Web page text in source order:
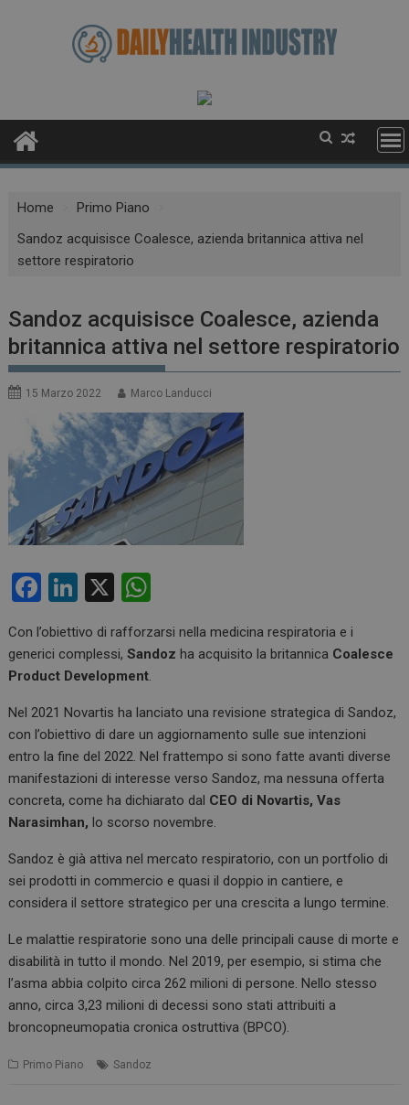
Home
Primo Piano
Sandoz acquisisce Coalesce, azienda britannica attiva nel
settore respiratorio
Sandoz acquisisce Coalesce, azienda
britannica attiva nel settore respiratorio
15 Marzo 2022 Marco Landucci
F
ce
b
o
o
k
Li
ke
dI
n
X
at
A
p
p
Con l’obiettivo di rafforzarsi nella medicina respiratoria e i
generici complessi,Sandoz ha acquisito la britannica Coalesce
Product Development.
Nel 2021 Novartis ha lanciato una revisione strategica di Sandoz,
con l’obiettivo di dare un aggiornamento sulle sue intenzioni
entro la fine del 2022. Nel frattempo si sono fatte avanti diverse
manifestazioni di interesse verso Sandoz, ma nessuna offerta
concreta, come ha dichiarato dal CEO di Novartis, Vas
Narasimhan, lo scorso novembre.
Sandoz è già attiva nel mercato respiratorio, con un portfolio di
sei prodotti in commercio e quasi il doppio in cantiere, e
considera il settore strategico per una crescita a lungo termine.
Le malattie respiratorie sono una delle principali cause di morte e
disabilità in tutto il mondo. Nel 2019, per esempio, si stima che
l’asma abbia colpito circa 262 milioni di persone. Nello stesso
anno, circa 3,23 milioni di decessi sono stati attribuiti a
broncopneumopatia cronica ostruttiva (BPCO).
Primo Piano Sandoz